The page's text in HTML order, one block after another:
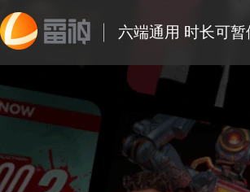
六端通用 时长可暂